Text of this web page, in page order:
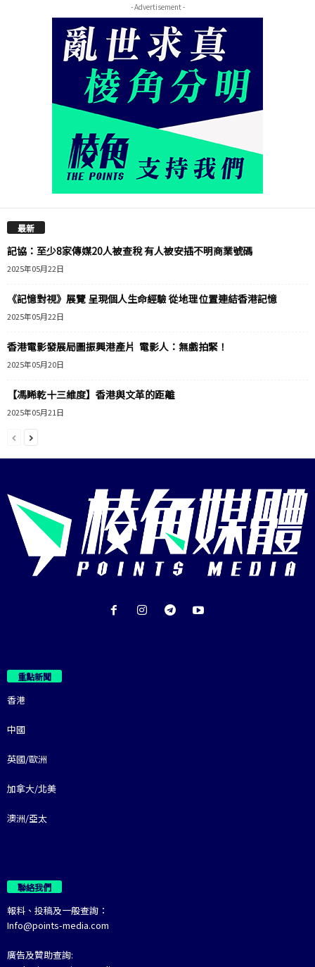
- Advertisement -
最新
記協：至少8家傳媒20人被查稅 有人被安插不明商業號碼
2025年05月22日
《記憶對視》展覽 呈現個人生命經驗 從地理位置連結香港記憶
2025年05月22日
香港電影發展局圖振興港產片 電影人：無戲拍緊！
2025年05月20日
【馮睎乾十三維度】香港與文革的距離
2025年05月21日
重點新聞
香港
中國
英國/歐洲
加拿大/北美
澳洲/亞太
聯絡我們
報料、投稿及一般查詢：
Info@points-media.com
廣告及贊助查詢: